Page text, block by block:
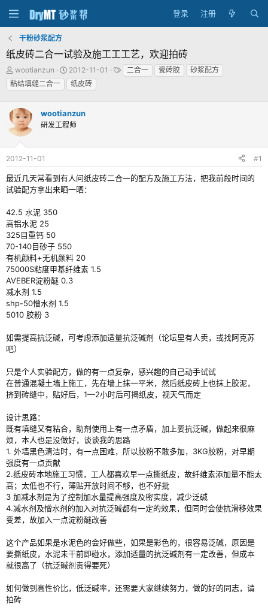
登录 注册
干粉砂浆配方
纸皮砖二合一试验及施工工工艺，欢迎拍砖
主
题
发
人
wootianzun
发
布
时
2012-11-01
标二合一 瓷砖胶
砂浆配方
粘结填缝二合一
纸皮砖
wootianzun
研发工程师
2012-11-01 #1
最近几天常看到有人问纸皮砖二合一的配方及施工方法，把我前段时间的
试验配方拿出来晒一晒：
42.5 水泥 350
高铝水泥 25
325目重钙 50
70-140目砂子 550
有机颜料+无机颜料 20
75000S粘度甲基纤维素 1.5
AVEBER淀粉醚 0.3
减水剂 1.5
shp-50憎水剂 1.5
5010 胶粉 3
如需提高抗泛碱，可考虑添加适量抗泛碱剂（论坛里有人卖，或找阿克苏
吧）
只是个人实验配方，做的有一点复杂，感兴趣的自己动手试试
在普通混凝土墙上施工，先在墙上抹一平米，然后纸皮砖上也抹上胶泥，
挤到砖缝中，贴好后，1—2小时后可揭纸皮，视天气而定
设计思路：
既有填缝又有粘合，助剂使用上有一点矛盾，加上要抗泛碱，做起来很麻
烦，本人也是没做好，谈谈我的思路
1. 外墙黑色清洁时，有一点困难，所以胶粉不敢多加，3KG胶粉，对早期
强度有一点贡献
2.纸皮砖本地施工习惯，工人都喜欢早一点撕纸皮，故纤维素添加量不能太
高；太低也不行，薄贴开放时间不够，也不好批
3 加减水剂是为了控制加水量提高强度及密实度，减少泛碱
4.减水剂及憎水剂的加入对抗泛碱都有一定的效果，但同时会使抗滑移效果
变差，故加入一点淀粉醚改善
这个产品如果是水泥色的会好做些，如果是彩色的，很容易泛碱，原因是
要撕纸皮，水泥未干前即碰水，添加适量的抗泛碱剂有一定改善，但成本
就很高了（抗泛碱剂贵得要死）
如何做到高性价比，低泛碱率，还需要大家继续努力，做的好的同志，请
拍砖